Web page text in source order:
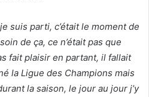
suis parti, c’était le moment de
de ça, ce n’était pas que
fait plaisir en partant, il fallait
la Ligue des Champions mais
la saison, le jour au jour j’y